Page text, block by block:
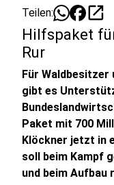
Teilen: open_in_new
Hilfspaket
Rur
Für
gibt es
Paket mit 700
Klöckner jetzt in
soll beim Kampf
und beim Aufbau